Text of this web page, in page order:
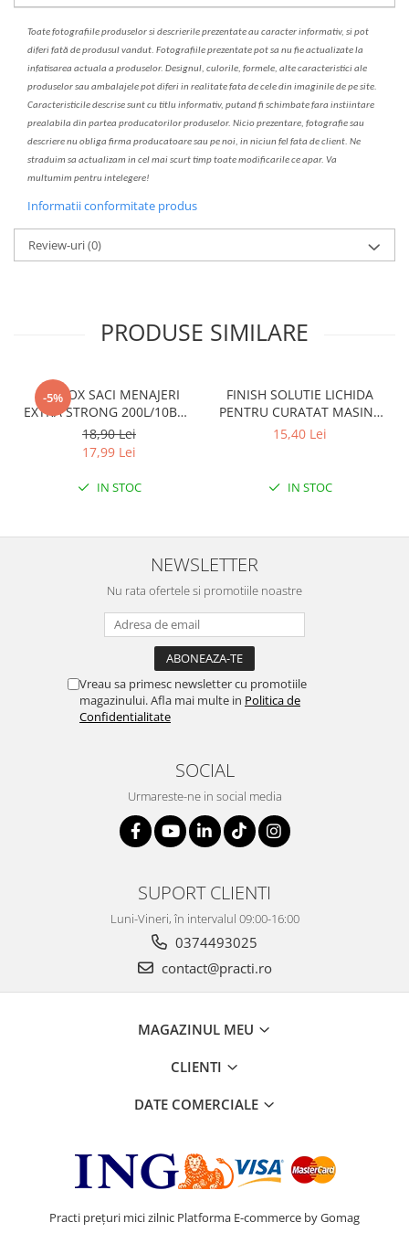
Toate fotografiile produselorsidescrierileprezentate au caracter informativ, si pot
diferi fată de produsul vandut. Fotografiile prezentate pot sa nu fie actualizate la
infatisarea actuala a produselor. Designul, culorile, formele, alte caracteristici ale
produselor sau ambalajele pot diferi in realitate fata de cele din imaginile de pe site.
Caracteristicile descrise sunt cu titlu informativ, putand fi schimbate fara instiintare
prealabila din partea producatorilor produselor. Nicio prezentare, fotografie sau
descriere nu obliga firma producatoare sau pe noi, in niciun fel fata de client. Ne
straduim sa actualizam in cel mai scurt timp toate modificarile ce apar. Va
multumim pentru intelegere!
Informatii conformitate produs
Review-uri(0)
PRODUSE SIMILARE
-5%
CLINOX SACI MENAJERI
EXTRA STRONG 200L/10BUC
LDPE NEGRI (90*122CM)
ETICHETA MOV
18,90 Lei
17,99 Lei
IN STOC
FINISH SOLUTIE LICHIDA
PENTRU CURATAT MASINA
DE SPALAT VASE 250ML
15,40 Lei
IN STOC
NEWSLETTER
Nu rata ofertele si promotiile noastre
Vreau sa primesc newsletter cu promotiile
magazinului. Afla mai multe in Politica de
Confidentialitate
SOCIAL
Urmareste-ne in social media
SUPORT CLIENTI
Luni-Vineri, în intervalul 09:00-16:00
0374493025
contact@practi.ro
MAGAZINUL MEU
CLIENTI
DATE COMERCIALE
Practi prețuri mici zilnic Platforma E-commerce by Gomag